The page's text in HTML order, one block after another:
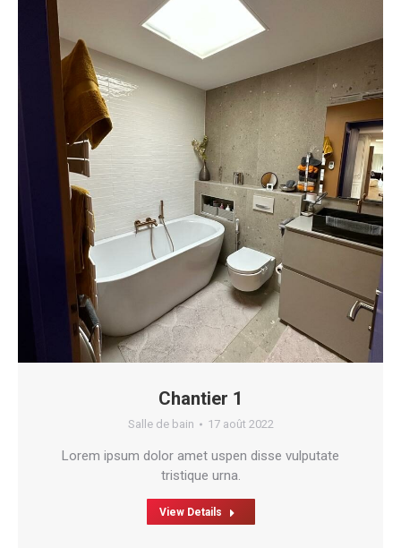
Chantier 1
Salle de bain 17 août 2022
Lorem ipsum dolor amet uspen disse vulputate
tristique urna.
View Details